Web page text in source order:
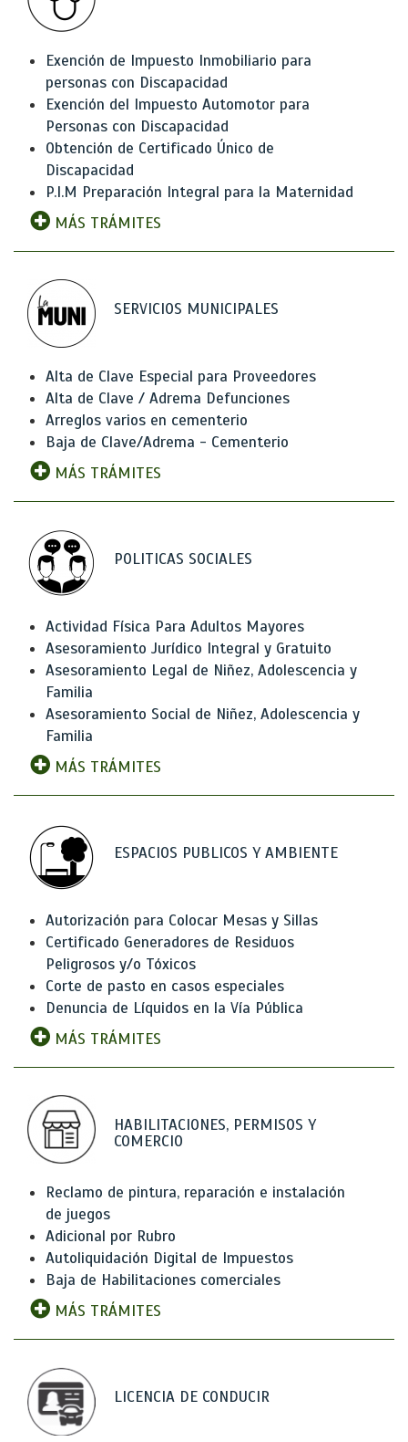
Exención de Impuesto Inmobiliario para
personas con Discapacidad
Exención del Impuesto Automotor para
Personas con Discapacidad
Obtención de Certificado Único de
Discapacidad
P.I.M Preparación Integral para la Maternidad
MÁS TRÁMITES
SERVICIOS MUNICIPALES
Alta de Clave Especial para Proveedores
Alta de Clave / Adrema Defunciones
Arreglos varios en cementerio
Baja de Clave/Adrema - Cementerio
MÁS TRÁMITES
POLITICAS SOCIALES
Actividad Física Para Adultos Mayores
Asesoramiento Jurídico Integral y Gratuito
Asesoramiento Legal de Niñez, Adolescencia y
Familia
Asesoramiento Social de Niñez, Adolescencia y
Familia
MÁS TRÁMITES
ESPACIOS PUBLICOS Y AMBIENTE
Autorización para Colocar Mesas y Sillas
Certificado Generadores de Residuos
Peligrosos y/o Tóxicos
Corte de pasto en casos especiales
Denuncia de Líquidos en la Vía Pública
MÁS TRÁMITES
HABILITACIONES, PERMISOS Y
COMERCIO
Reclamo de pintura, reparación e instalación
de juegos
Adicional por Rubro
Autoliquidación Digital de Impuestos
Baja de Habilitaciones comerciales
MÁS TRÁMITES
LICENCIA DE CONDUCIR